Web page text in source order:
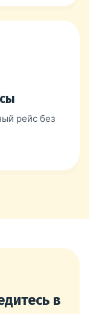
рейс без
в